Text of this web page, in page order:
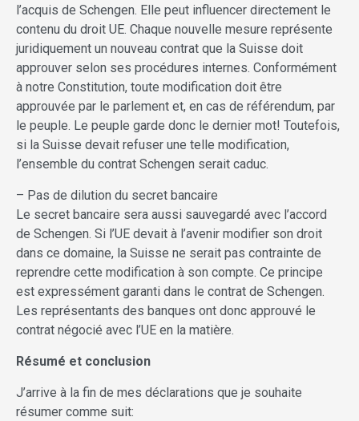
l’acquis de Schengen. Elle peut influencer directement le
contenu du droit UE. Chaque nouvelle mesure représente
juridiquement un nouveau contrat que la Suisse doit
approuver selon ses procédures internes. Conformément
à notre Constitution, toute modification doit être
approuvée par le parlement et, en cas de référendum, par
le peuple. Le peuple garde donc le dernier mot! Toutefois,
si la Suisse devait refuser une telle modification,
l’ensemble du contrat Schengen serait caduc.
– Pas de dilution du secret bancaire
Le secret bancaire sera aussi sauvegardé avec l’accord
de Schengen. Si l’UE devait à l’avenir modifier son droit
dans ce domaine, la Suisse ne serait pas contrainte de
reprendre cette modification à son compte. Ce principe
est expressément garanti dans le contrat de Schengen.
Les représentants des banques ont donc approuvé le
contrat négocié avec l’UE en la matière.
Résumé et conclusion
J’arrive à la fin de mes déclarations que je souhaite
résumer comme suit: